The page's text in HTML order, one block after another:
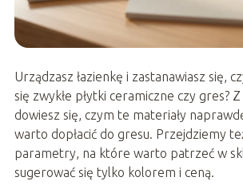
Urządzasz łazienkę i zastanawiasz się,
się zwykłe płytki ceramiczne czy gres?
dowiesz się, czym te materiały
warto dopłacić do gresu. Przejdziemy
parametry, na które warto patrzeć w
sugerować się tylko kolorem i ceną.